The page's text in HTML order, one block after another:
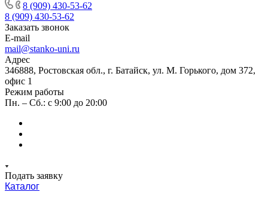
8 (909) 430-53-62
8 (909) 430-53-62
Заказать звонок
E-mail
mail@stanko-uni.ru
Адрес
346888, Ростовская обл., г. Батайск, ул. М. Горького, дом 372,
офис 1
Режим работы
Пн. – Сб.: с 9:00 до 20:00
Подать заявку
Каталог